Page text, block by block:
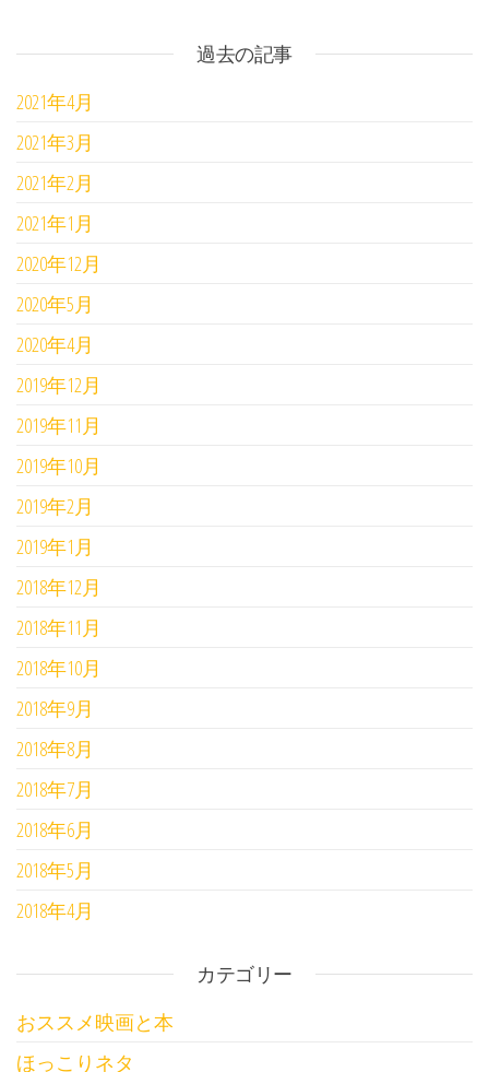
過去の記事
2021年4月
2021年3月
2021年2月
2021年1月
2020年12月
2020年5月
2020年4月
2019年12月
2019年11月
2019年10月
2019年2月
2019年1月
2018年12月
2018年11月
2018年10月
2018年9月
2018年8月
2018年7月
2018年6月
2018年5月
2018年4月
カテゴリー
おススメ映画と本
ほっこりネタ